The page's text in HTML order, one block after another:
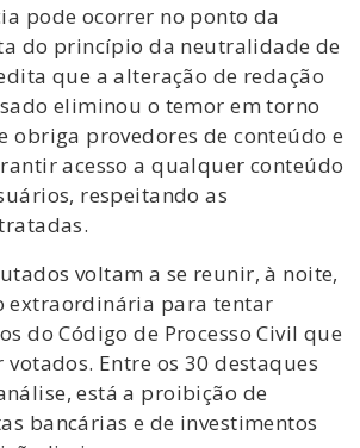
pode ocorrer no ponto da
do princípio da neutralidade de
que a alteração de redação
eliminou o temor em torno
obriga provedores de conteúdo e
acesso a qualquer conteúdo
respeitando as
voltam a se reunir, à noite,
extraordinária para tentar
do Código de Processo Civil que
Entre os 30 destaques
está a proibição de
bancárias e de investimentos